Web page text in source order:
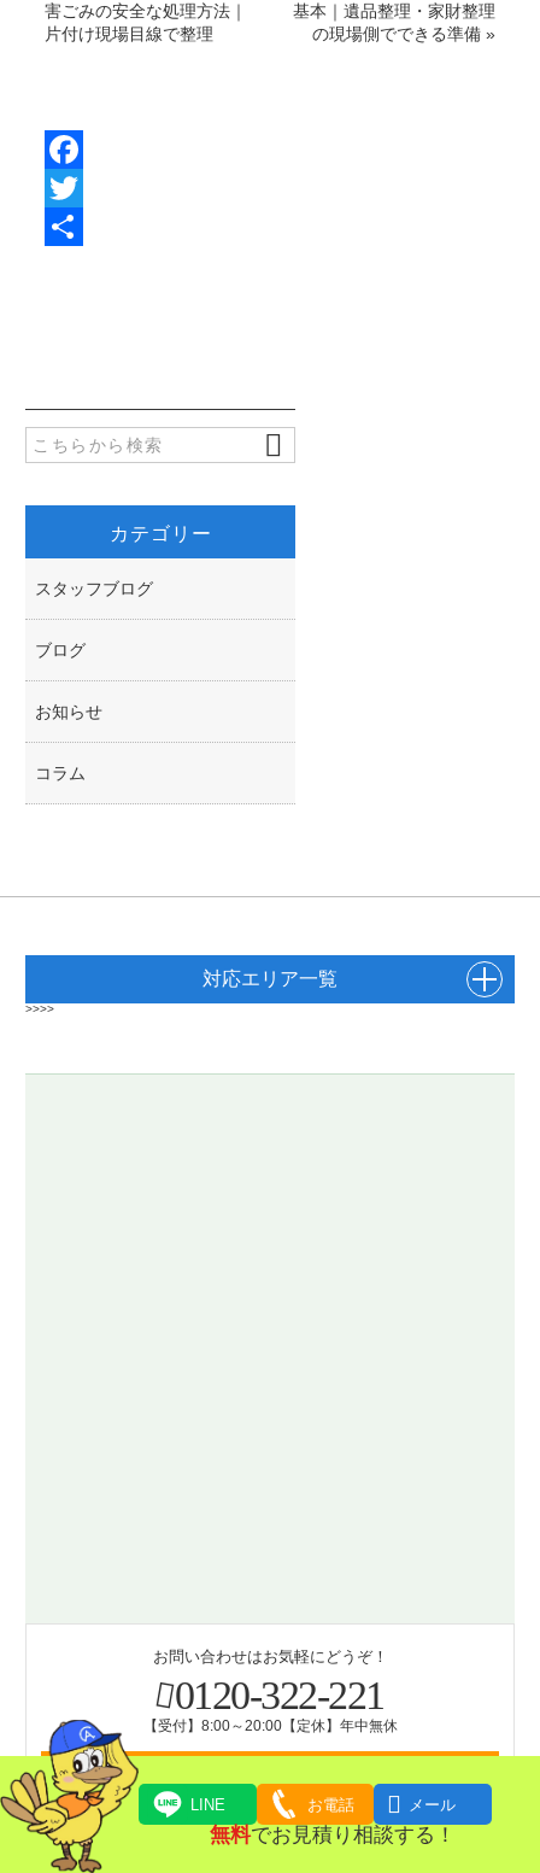
害ごみの安全な処理方法｜
片付け現場目線で整理
基本｜遺品整理・家財整理
の現場側でできる準備 »
F
カテゴリー
スタッフブログ
ブログ
お知らせ
コラム
対応エリア一覧
>>>>
お問い合わせはお気軽にどうぞ！
0120-322-221
【受付】8:00～20:00【定休】年中無休
LINEで無料相談はこちら（写真OK）
LINE お電話  メール
無料でお見積り相談する！